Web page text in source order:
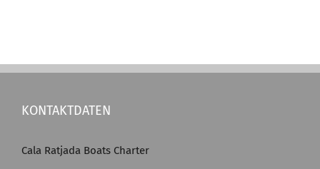
KONTAKTDATEN
Cala Ratjada Boats Charter